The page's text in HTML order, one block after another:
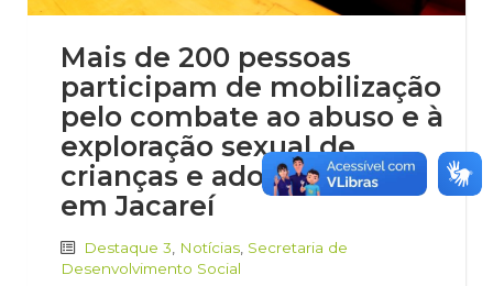
Mais de 200 pessoas
participam de mobilização
pelo combate ao abuso e à
exploração sexual de
crianças e adolescentes
em Jacareí
Destaque 3 Notícias Secretaria de
Desenvolvimento Social